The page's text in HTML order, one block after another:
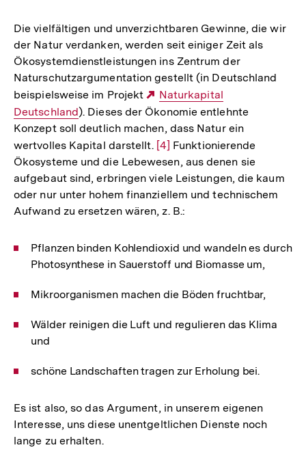
Die vielfältigen und unverzichtbaren Gewinne, die wir
der Natur verdanken, werden seit einiger Zeit als
Ökosystemdienstleistungen ins Zentrum der
Naturschutzargumentation gestellt (in Deutschland
beispielsweise im Projekt
Externer
Link:
Naturkapital
Deutschland). Dieses der Ökonomie entlehnte
Konzept soll deutlich machen, dass Natur ein
wertvolles Kapital darstellt. Zur
Auflösung
der
Fußnote
[4] Funktionierende
Ökosysteme und die Lebewesen, aus denen sie
aufgebaut sind, erbringen viele Leistungen, die kaum
oder nur unter hohem finanziellem und technischem
Aufwand zu ersetzen wären, z. B.:
Pflanzen binden Kohlendioxid und wandeln es durch
Photosynthese in Sauerstoff und Biomasse um,
Mikroorganismen machen die Böden fruchtbar,
Wälder reinigen die Luft und regulieren das Klima
und
schöne Landschaften tragen zur Erholung bei.
Es ist also, so das Argument, in unserem eigenen
Interesse, uns diese unentgeltlichen Dienste noch
lange zu erhalten.